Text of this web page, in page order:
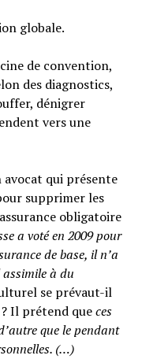
globale.
de convention,
des diagnostics,
dénigrer
vers une
avocat qui présente
supprimer les
obligatoire
a voté en 2009 pour
de base, il n’a
assimile à du
se prévaut-il
Il prétend queces
que le pendant
(…)